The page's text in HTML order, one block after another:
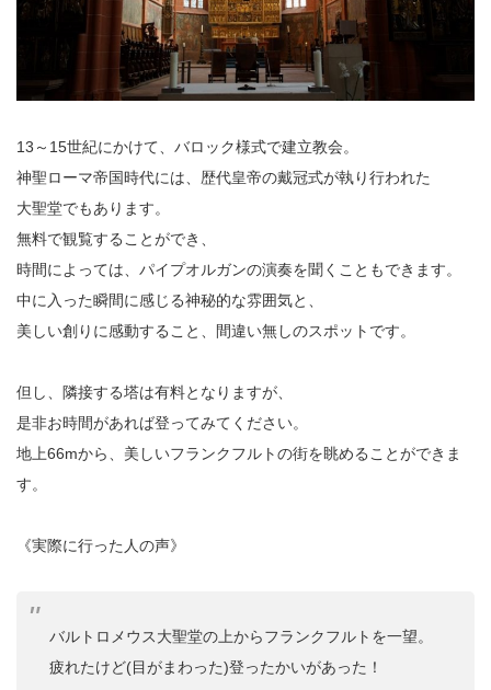
13～15世紀にかけて、バロック様式で建立教会。
神聖ローマ帝国時代には、歴代皇帝の戴冠式が執り行われた
大聖堂でもあります。
無料で観覧することができ、
時間によっては、パイプオルガンの演奏を聞くこともできます。
中に入った瞬間に感じる神秘的な雰囲気と、
美しい創りに感動すること、間違い無しのスポットです。
但し、隣接する塔は有料となりますが、
是非お時間があれば登ってみてください。
地上66mから、美しいフランクフルトの街を眺めることができま
す。
《実際に行った人の声》
バルトロメウス大聖堂の上からフランクフルトを一望。
疲れたけど(目がまわった)登ったかいがあった！